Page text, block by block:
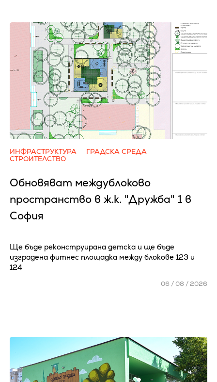
ИНФРАСТРУКТУРА
ГРАДСКА СРЕДА
СТРОИТЕЛСТВО
Обновяват междублоково
пространство в ж.к. "Дружба" 1 в
София
Ще бъде реконструирана детска и ще бъде
изградена фитнес площадка между блокове 123 и
124
06 / 08 / 2026